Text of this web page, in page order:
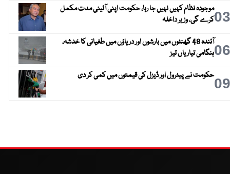
03موجودہ نظام کہیں نہیں جا رہا، حکومت اپنی آئینی مدت مکمل
کرے گی، وزیر داخلہ
06
آئندہ 48 گھنٹوں میں بارشوں اور دریاؤں میں طغیانی کا خدشہ،
ہنگامی تیاریاں تیز
09حکومت نے پیٹرول اور ڈیزل کی قیمتوں میں کمی کر دی